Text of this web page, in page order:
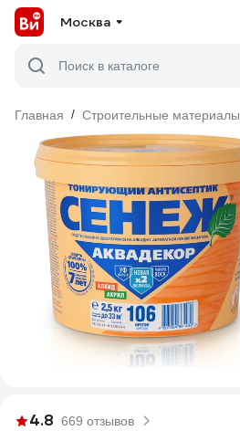
Москва
Поиск в каталоге
Главная / Строительные материалы
4.8 669 отзывов